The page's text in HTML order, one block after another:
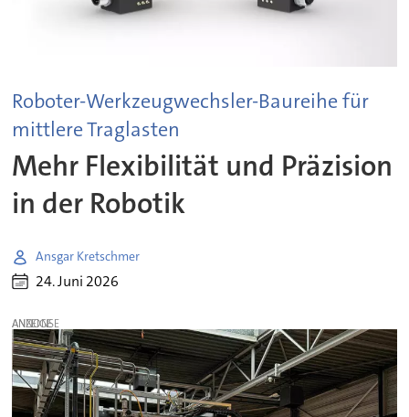
Roboter-Werkzeugwechsler-Baureihe für
mittlere Traglasten
Mehr Flexibilität und Präzision
in der Robotik
Ansgar Kretschmer
24. Juni 2026
ANZEIGE